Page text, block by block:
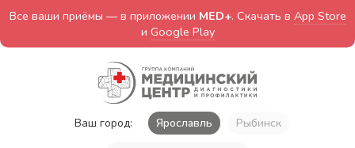
Все ваши приёмы — в приложении MED+. Скачать в App Store
и Google Play
Ваш город: Ярославль Рыбинск